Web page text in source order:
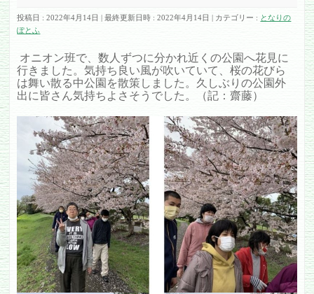
投稿日 : 2022年4月14日 最終更新日時 : 2022年4月14日 カテゴリー : となりの
ぽとふ
オニオン班で、数人ずつに分かれ近くの公園へ花見に
行きました。気持ち良い風が吹いていて、桜の花びら
は舞い散る中公園を散策しました。久しぶりの公園外
出に皆さん気持ちよさそうでした。（記：齋藤）